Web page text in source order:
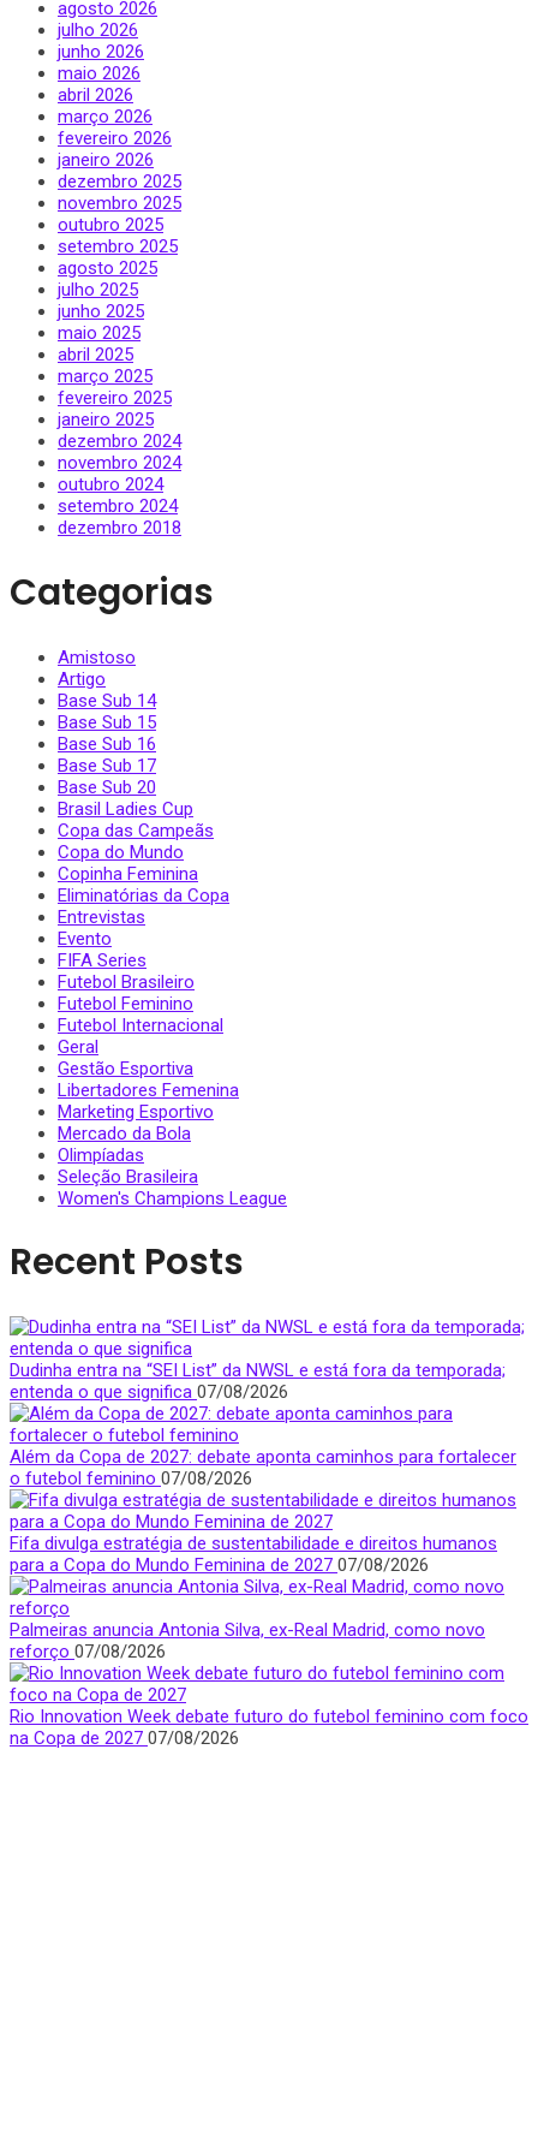
agosto 2026
julho 2026
junho 2026
maio 2026
abril 2026
março 2026
fevereiro 2026
janeiro 2026
dezembro 2025
novembro 2025
outubro 2025
setembro 2025
agosto 2025
julho 2025
junho 2025
maio 2025
abril 2025
março 2025
fevereiro 2025
janeiro 2025
dezembro 2024
novembro 2024
outubro 2024
setembro 2024
dezembro 2018
Categorias
Amistoso
Artigo
Base Sub 14
Base Sub 15
Base Sub 16
Base Sub 17
Base Sub 20
Brasil Ladies Cup
Copa das Campeãs
Copa do Mundo
Copinha Feminina
Eliminatórias da Copa
Entrevistas
Evento
FIFA Series
Futebol Brasileiro
Futebol Feminino
Futebol Internacional
Geral
Gestão Esportiva
Libertadores Femenina
Marketing Esportivo
Mercado da Bola
Olimpíadas
Seleção Brasileira
Women's Champions League
Recent Posts
Dudinha entra na “SEI List” da NWSL e está fora da temporada;
entenda o que significa 07/08/2026
Além da Copa de 2027: debate aponta caminhos para fortalecer
o futebol feminino 07/08/2026
Fifa divulga estratégia de sustentabilidade e direitos humanos
para a Copa do Mundo Feminina de 2027 07/08/2026
Palmeiras anuncia Antonia Silva, ex-Real Madrid, como novo
reforço 07/08/2026
Rio Innovation Week debate futuro do futebol feminino com foco
na Copa de 2027 07/08/2026